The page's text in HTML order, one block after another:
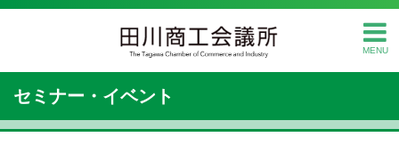
MENU
セミナー・イベント